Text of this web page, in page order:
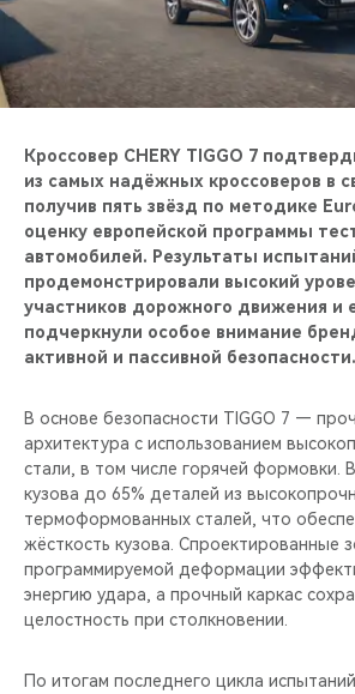
CHERY И СПОРТ
ВИДЕООБЗОРЫ
CHERY ДЛЯ ДЕТЕЙ
Кроссовер CHERY TIGGO 7
из самых надёжных кроссоверов в
получив пять звёзд по методике
оценку европейской программы
автомобилей. Результаты
продемонстрировали высокий
участников дорожного движения и
подчеркнули особое внимание
активной и пассивной безопасности.
В основе безопасности TIGGO 7 —
архитектура с использованием
стали, в том числе горячей формовки.
кузова до 65% деталей из
термоформованных сталей, что
жёсткость кузова. Спроектированные
программируемой деформации
энергию удара, а прочный каркас
целостность при столкновении.
По итогам последнего цикла испытаний